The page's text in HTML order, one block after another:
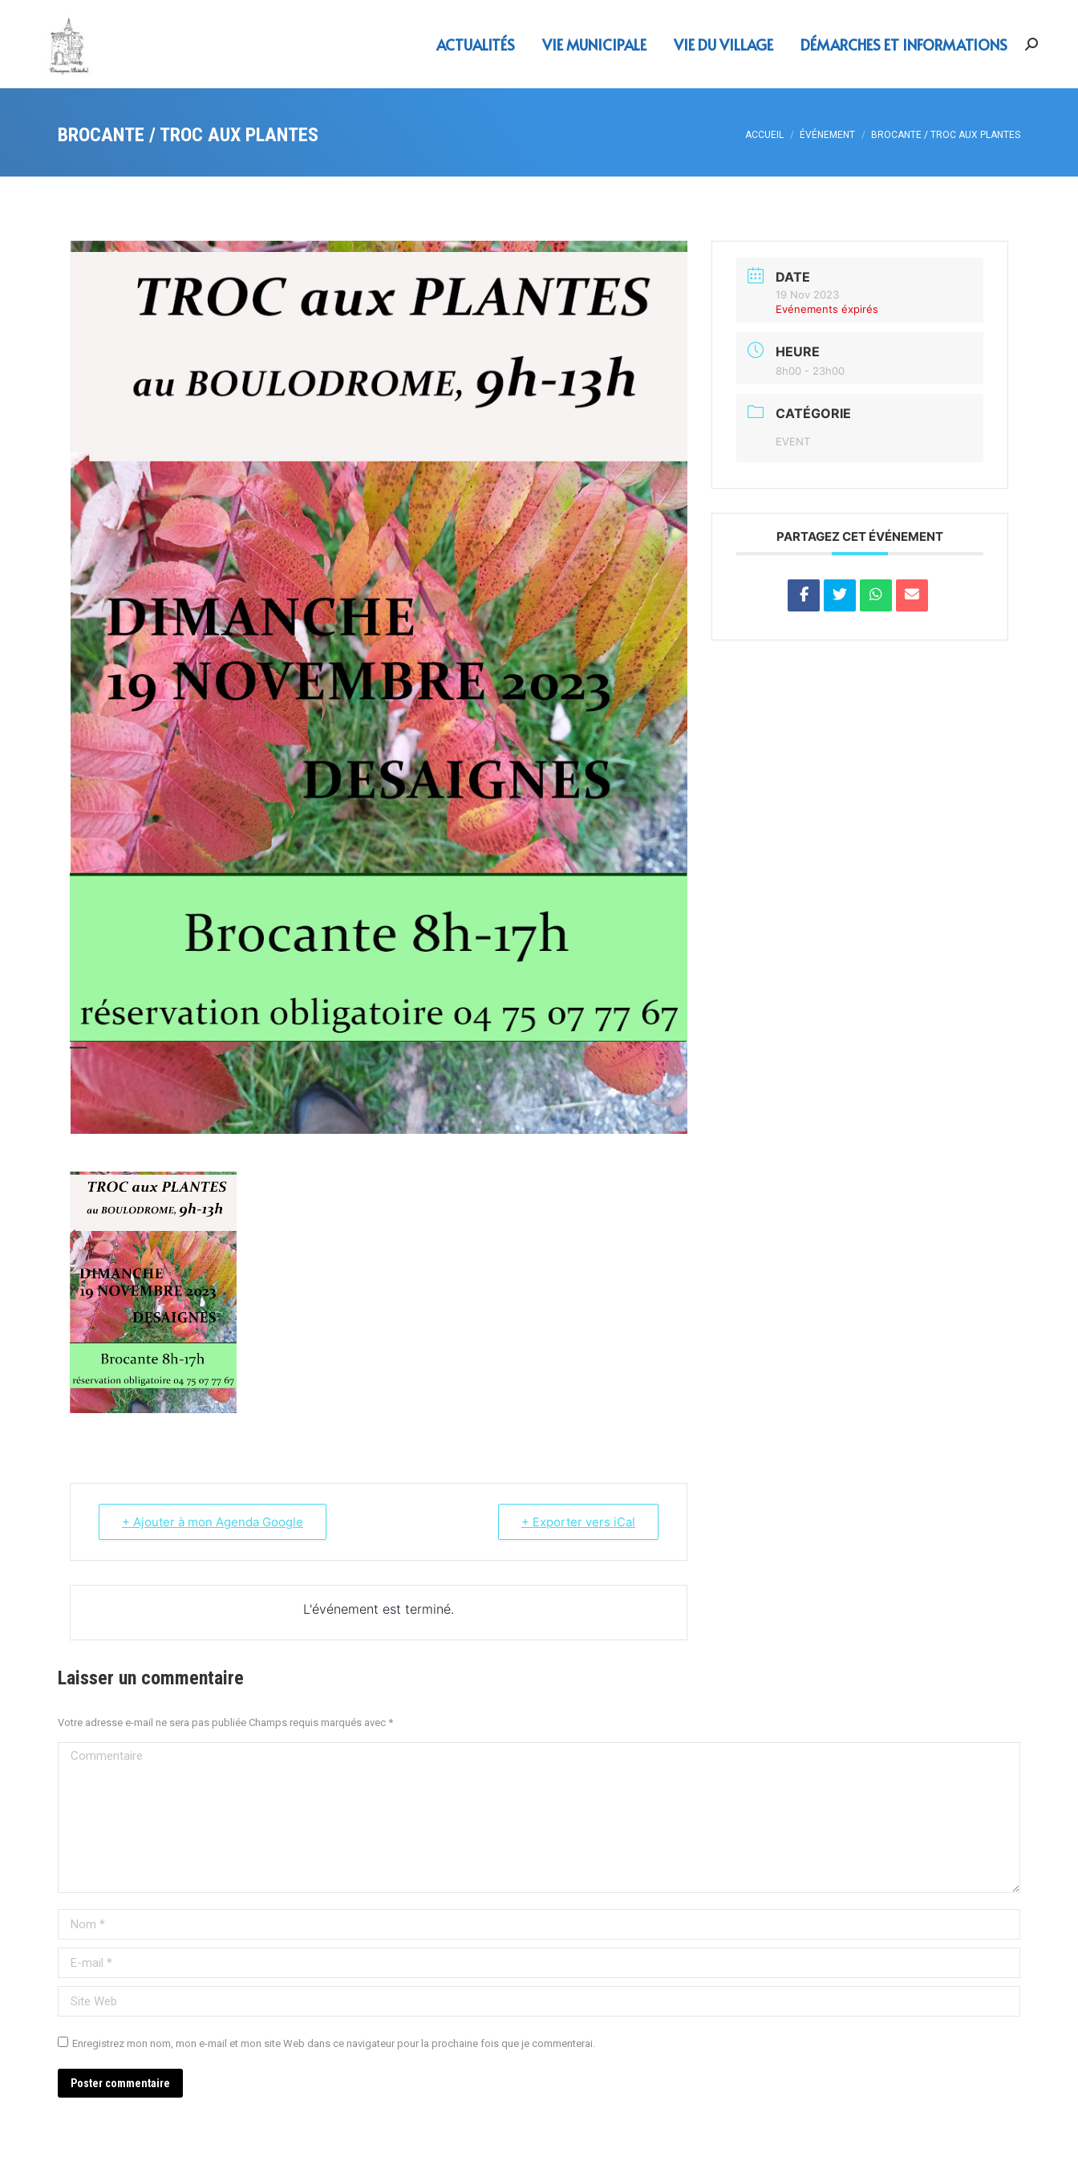
ACTUALITÉS VIE MUNICIPALE VIE DU VILLAGE DÉMARCHES ET INFORMATIONS
BROCANTE / TROC AUX PLANTES Vous êtes ici :
ACCUEIL ÉVÉNEMENT BROCANTE / TROC AUX PLANTES
+ Ajouter à mon Agenda Google + Exporter vers iCal
L'événement est terminé.
DATE
19 Nov 2023
Evénements éxpirés
HEURE
8h00 - 23h00
CATÉGORIE
EVENT
PARTAGEZ CET ÉVÉNEMENT
Laisser un commentaire
Votre adresse e-mail ne sera pas publiée Champs requis marqués avec *
Commentaire
Nom *
E-mail *
Site Web
Enregistrez mon nom, mon e-mail et mon site Web dans ce navigateur pour la prochaine fois que je commenterai.
Poster commentaire